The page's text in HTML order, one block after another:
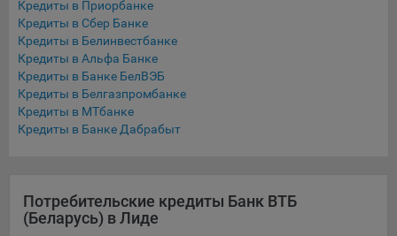
Подобные функции улучшают условия работы
пользователей с сайтом.
9.3. Файлы cookie предпочтений, например, для настройки
контента. Данные файлы cookie собирают информацию о
выборе пользователя на сайте и его предпочтениях и
позволяют Обществу «запомнить» информацию о
выбранном пользователем городе и других местных
9.4. Аналитические файлы cookie, например
Яндекс.Метрика, Google Analytics. Данные файлы cookie
Кредиты в Приорбанке
Кредиты в Сбер Банке
Кредиты в Белинвестбанке
Кредиты в Альфа Банке
Кредиты в Банке БелВЭБ
Кредиты в Белгазпромбанке
Кредиты в МТбанке
Кредиты в Банке Дабрабыт
Потребительские кредиты Банк ВТБ
(Беларусь) в Лиде